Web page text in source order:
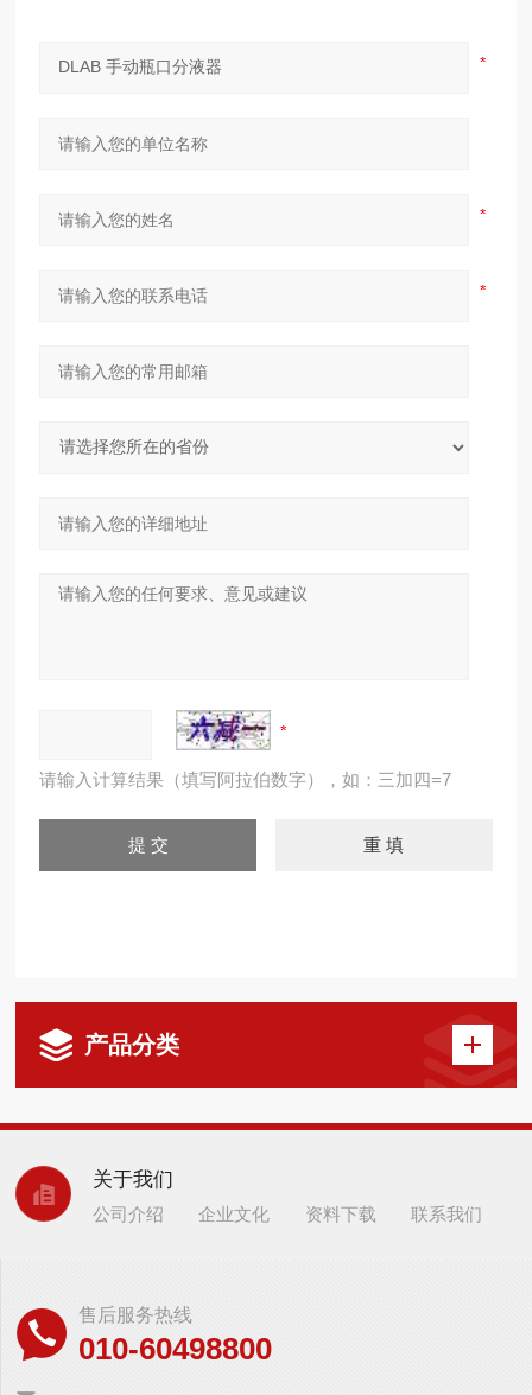
请输入计算结果（填写阿拉伯数字），如：三加四=7
产品分类
关于我们
公司介绍 企业文化 资料下载 联系我们
售后服务热线
010-60498800